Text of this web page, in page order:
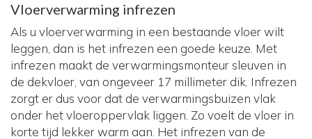
Vloerverwarming infrezen
Als u vloerverwarming in een bestaande vloer wilt
leggen, dan is het infrezen een goede keuze. Met
infrezen maakt de verwarmingsmonteur sleuven in
de dekvloer, van ongeveer 17 millimeter dik. Infrezen
zorgt er dus voor dat de verwarmingsbuizen vlak
onder het vloeroppervlak liggen. Zo voelt de vloer in
korte tijd lekker warm aan. Het infrezen van de